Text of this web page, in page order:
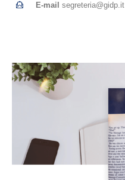
E-mail segreteria@gidp.it